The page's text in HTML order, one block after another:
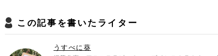
この記事を書いたライター
うすべに葵